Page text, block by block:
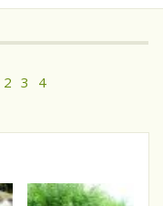
2 3 4